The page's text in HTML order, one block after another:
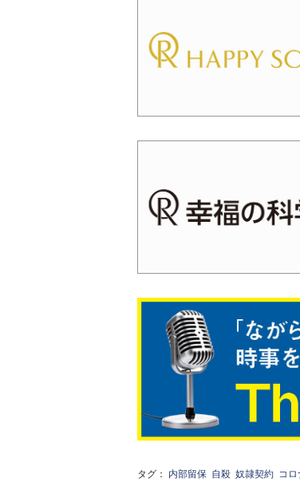
タグ： 内部留保 自殺 奴隷契約 コ